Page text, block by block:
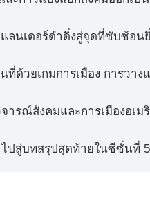
ลนเดอร์ดำดิ่งสู่จุดที่ซับซ้อ
ด้วยเกมการเมือง การวา
รณ์สังคมและการเมืองอเม
ปสู่บทสรุปสุดท้ายในซีซั่น